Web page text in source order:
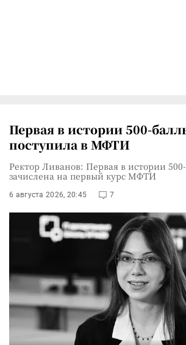
Первая в истории 500-
поступила в МФТИ
Ректор Ливанов: Первая в истории
зачислена на первый курс МФТИ
6 августа 2026, 20:45 7